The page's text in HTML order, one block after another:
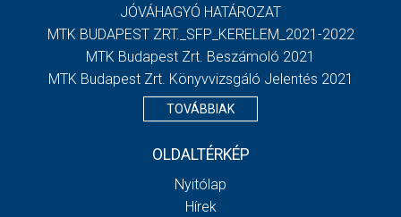
JÓVÁHAGYÓ HATÁROZAT
MTK BUDAPEST ZRT._SFP_KERELEM_2021-2022
MTK Budapest Zrt. Beszámoló 2021
MTK Budapest Zrt. Könyvvizsgáló Jelentés 2021
TOVÁBBIAK
OLDALTÉRKÉP
Nyitólap
Hírek